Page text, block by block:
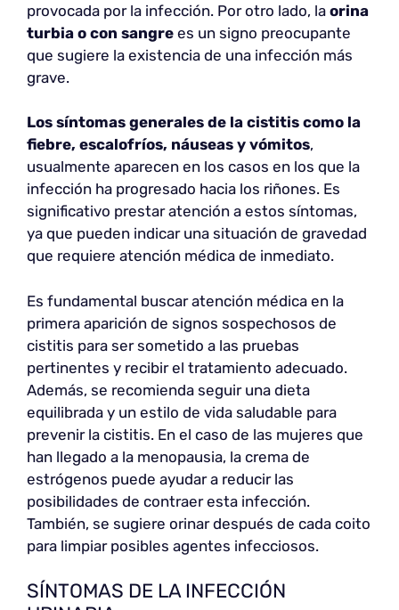
provocada por la infección. Por otro lado, la orina
turbia o con sangre es un signo preocupante
que sugiere la existencia de una infección más
grave.
Los síntomas generales de la cistitis como la
fiebre, escalofríos, náuseas y vómitos,
usualmente aparecen en los casos en los que la
infección ha progresado hacia los riñones. Es
significativo prestar atención a estos síntomas,
ya que pueden indicar una situación de gravedad
que requiere atención médica de inmediato.
Es fundamental buscar atención médica en la
primera aparición de signos sospechosos de
cistitis para ser sometido a las pruebas
pertinentes y recibir el tratamiento adecuado.
Además, se recomienda seguir una dieta
equilibrada y un estilo de vida saludable para
prevenir la cistitis. En el caso de las mujeres que
han llegado a la menopausia, la crema de
estrógenos puede ayudar a reducir las
posibilidades de contraer esta infección.
También, se sugiere orinar después de cada coito
para limpiar posibles agentes infecciosos.
SÍNTOMAS DE LA INFECCIÓN